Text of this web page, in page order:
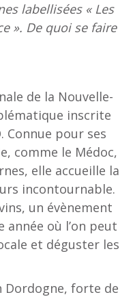
labellisées « Les
». De quoi se faire
de la Nouvelle-
inscrite
Connue pour ses
comme le Médoc,
elle accueille la
incontournable.
un évènement
où l’on peut
et déguster les
Dordogne, forte de